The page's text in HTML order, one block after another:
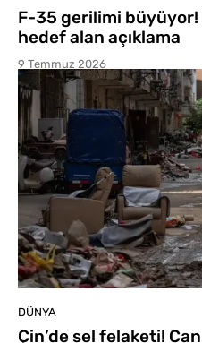
F-35 gerilimi büyüyor!
hedef alan açıklama
9 Temmuz 2026
DÜNYA
Çin’de sel felaketi!